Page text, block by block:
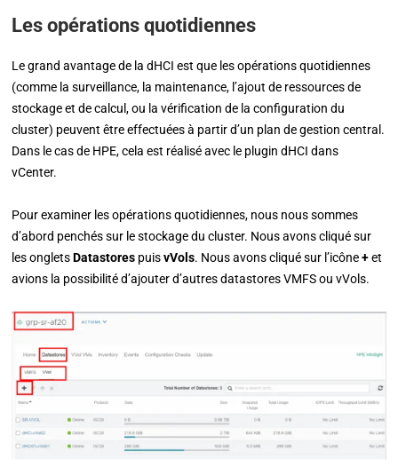
Les opérations quotidiennes
Le grand avantage de la dHCI est que les opérations quotidiennes
(comme la surveillance, la maintenance, l’ajout de ressources de
stockage et de calcul, ou la vérification de la configuration du
cluster) peuvent être effectuées à partir d’un plan de gestion central.
Dans le cas de HPE, cela est réalisé avec le plugin dHCI dans
vCenter.
Pour examiner les opérations quotidiennes, nous nous sommes
d’abord penchés sur le stockage du cluster. Nous avons cliqué sur
les ongletsDatastores puisvVols. Nous avons cliqué sur l’icône+et
avions la possibilité d’ajouter d’autres datastores VMFS ou vVols.